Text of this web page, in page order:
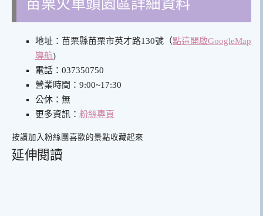
苗栗火車頭園區詳細資料
地址：苗栗縣苗栗市英才路130號 （點這開啟GoogleMap
導航)
電話：037350750
營業時間：9:00~17:30
公休：無
更多資訊： 粉絲專頁
按讚加入粉絲團 喜歡的景點收藏起來
延伸閱讀